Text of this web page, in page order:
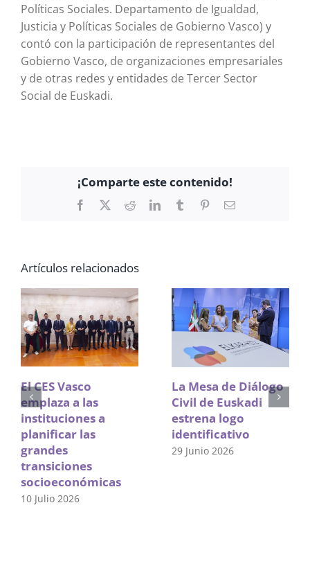
Políticas Sociales. Departamento de Igualdad,
Justicia y Políticas Sociales de Gobierno Vasco) y
contó con la participación de representantes del
Gobierno Vasco, de organizaciones empresariales
y de otras redes y entidades de Tercer Sector
Social de Euskadi.
¡Comparte este contenido!
Facebook RedditLinkedInTumblr PinterestCorreo
Artículos relacionados
El CES Vasco
emplaza a las
instituciones a
planificar las
grandes
transiciones
socioeconómicas
10 Julio 2026
La Mesa de Diálogo
Civil de Euskadi
estrena logo
identificativo
29 Junio 2026